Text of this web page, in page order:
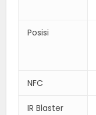
Posisi
NFC
IR Blaster